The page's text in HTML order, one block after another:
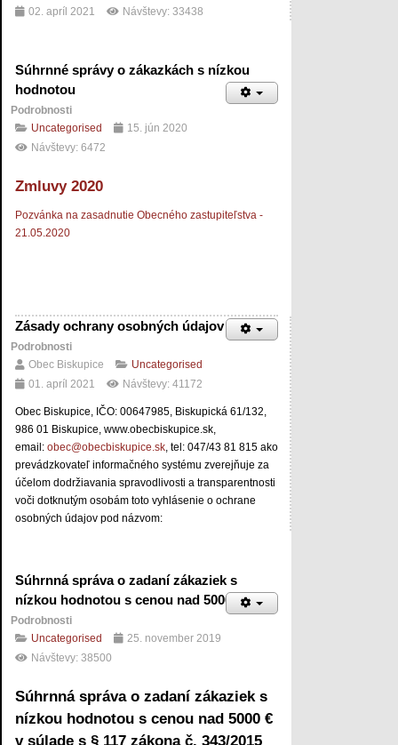
02. apríl 2021
Návštevy: 33438
Súhrnné správy o zákazkách s nízkou
hodnotou
Podrobnosti
Uncategorised
15. jún 2020
Návštevy: 6472
Zmluvy 2020
Pozvánka na zasadnutie Obecného zastupiteľstva -
21.05.2020
Zásady ochrany osobných údajov
Podrobnosti
Obec Biskupice
Uncategorised
01. apríl 2021
Návštevy: 41172
Obec Biskupice, IČO: 00647985, Biskupická 61/132,
986 01 Biskupice, www.obecbiskupice.sk,
email: obec@obecbiskupice.sk, tel: 047/43 81 815 ako
prevádzkovateľ informačného systému zverejňuje za
účelom dodržiavania spravodlivosti a transparentnosti
voči dotknutým osobám toto vyhlásenie o ochrane
osobných údajov pod názvom:
Súhrnná správa o zadaní zákaziek s
nízkou hodnotou s cenou nad 5000 €
Podrobnosti
Uncategorised
25. november 2019
Návštevy: 38500
Súhrnná správa o zadaní zákaziek s
nízkou hodnotou s cenou nad 5000 €
v súlade s § 117 zákona č. 343/2015